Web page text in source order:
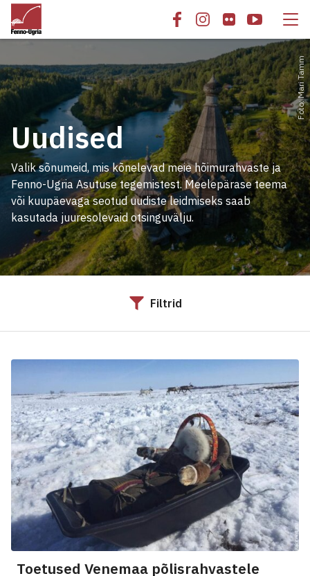
Foto: Mari Tamm
Uudised
Valik sõnumeid, mis kõnelevad meie hõimurahvaste ja
Fenno-Ugria Asutuse tegemistest. Meelepärase teema
või kuupäevaga seotud uudiste leidmiseks saab
kasutada juuresolevaid otsinguvälju.
Filtrid
Toetused Venemaa põlisrahvastele